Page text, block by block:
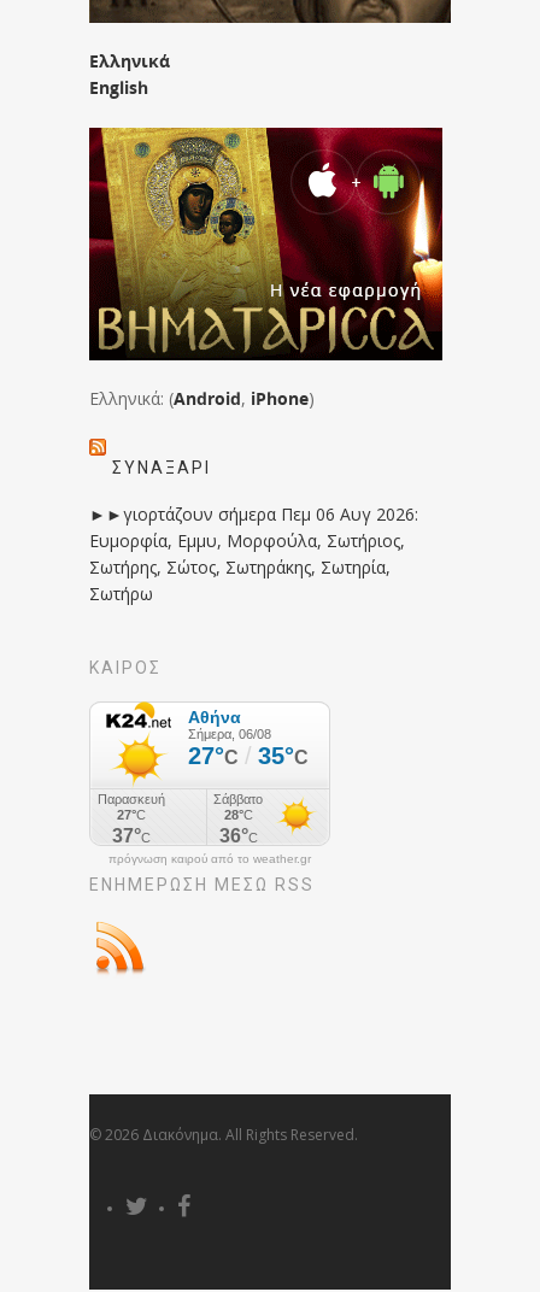
Ελληνικά
English
Ελληνικά: (Android, iPhone)
ΣΥΝΑΞΆΡΙ
►►γιορτάζουν σήμερα Πεμ 06 Αυγ 2026:
Ευμορφία, Εμμυ, Μορφούλα, Σωτήριος,
Σωτήρης, Σώτος, Σωτηράκης, Σωτηρία,
Σωτήρω
ΚΑΙΡΟΣ
πρόγνωση καιρού από το weather.gr
ΕΝΗΜΈΡΩΣΉ ΜΕΣΩ RSS
© 2026 Διακόνημα. All Rights Reserved.